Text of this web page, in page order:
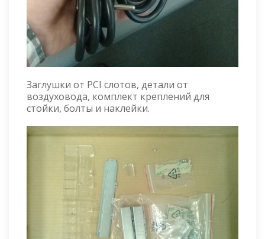
Заглушки от PCI слотов, детали от
воздуховода, комплект креплений для
стойки, болты и наклейки.